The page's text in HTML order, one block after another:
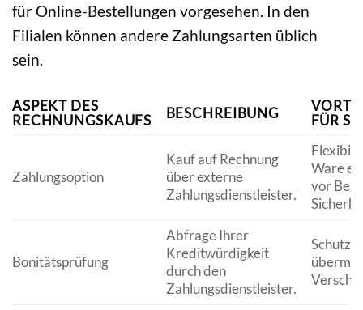
für Online-Bestellungen vorgesehen. In den
Filialen können andere Zahlungsarten üblich
sein.
ASPEKT DES
RECHNUNGSKAUFS
BESCHREIBUNG
FÜR
Zahlungsoption
Kauf auf Rechnung
über externe
Zahlungsdienstleister.
Ware
vor
Bonitätsprüfung
Abfrage Ihrer
Kreditwürdigkeit
durch den
Zahlungsdienstleister.
Schutz